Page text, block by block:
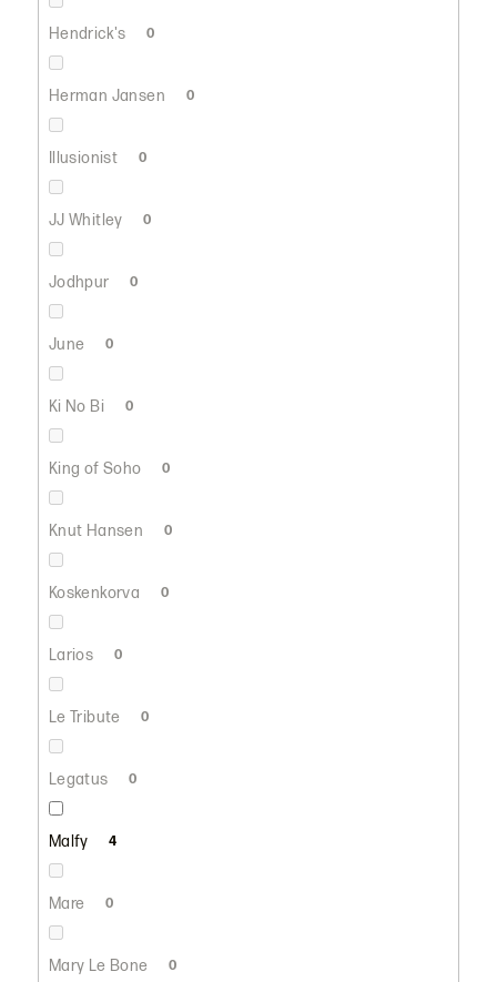
Hendrick's 0
Herman Jansen 0
Illusionist 0
JJ Whitley 0
Jodhpur 0
June 0
Ki No Bi 0
King of Soho 0
Knut Hansen 0
Koskenkorva 0
Larios 0
Le Tribute 0
Legatus 0
Malfy 4
Mare 0
Mary Le Bone 0